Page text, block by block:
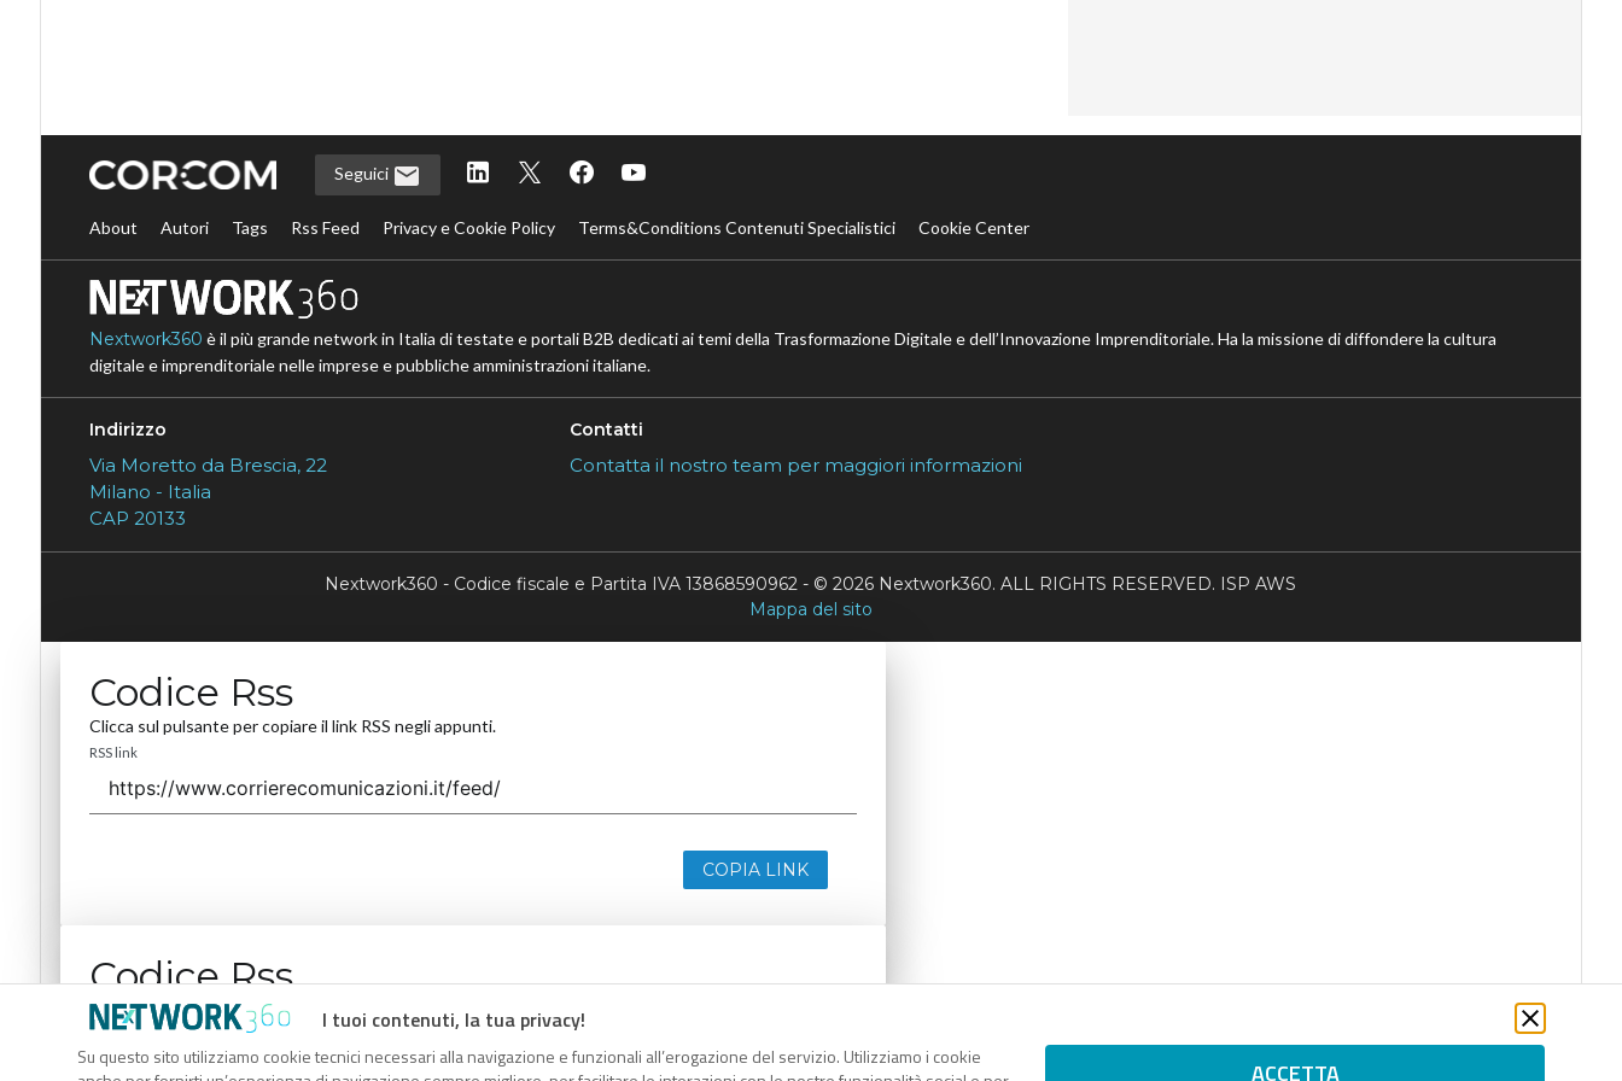
I tuoi contenuti, la tua privacy!
Su questo sito utilizziamo cookie tecnici necessari alla navigazione e funzionali all’erogazione del servizio. Utilizziamo i cookie
ACCETTA
Seguici
About Autori Tags Rss Feed Privacy e Cookie Policy Terms&Conditions Contenuti Specialistici Cookie Center
Nextwork360 è il più grande network in Italia di testate e portali B2B dedicati ai temi della Trasformazione Digitale e dell’Innovazione Imprenditoriale. Ha la missione di diffondere la cultura
digitale e imprenditoriale nelle imprese e pubbliche amministrazioni italiane.
Indirizzo
Via Moretto da Brescia, 22
Milano - Italia
CAP 20133
Contatti
Contatta il nostro team per maggiori informazioni
Nextwork360 - Codice fiscale e Partita IVA 13868590962 - © 2026 Nextwork360. ALL RIGHTS RESERVED. ISP AWS
Mappa del sito
Codice Rss
Clicca sul pulsante per copiare il link RSS negli appunti.
RSS link
COPIA LINK
Codice Rss
Clicca sul pulsante per copiare il link RSS negli appunti.
RSS link